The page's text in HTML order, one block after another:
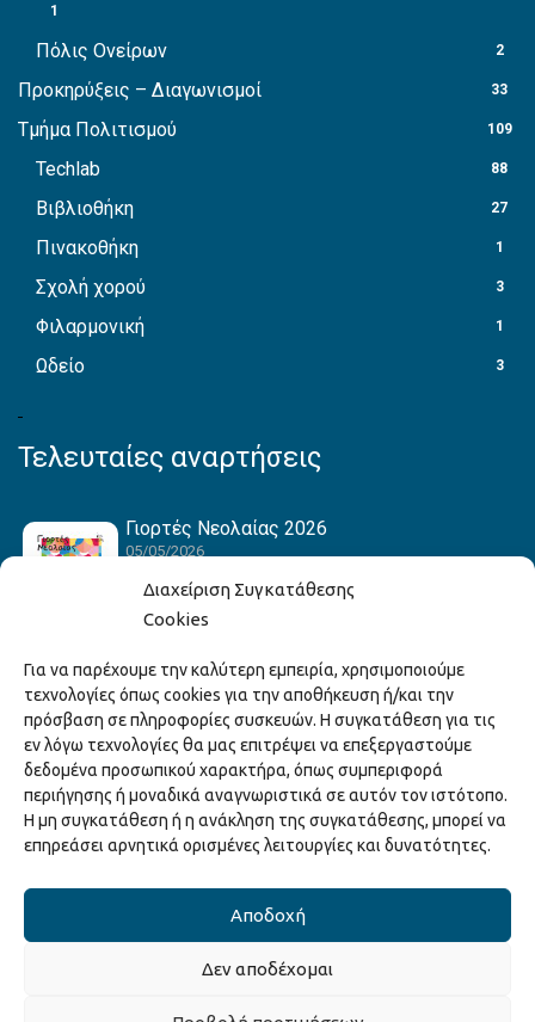
Διαχείριση Συγκατάθεσης
Cookies
Για να παρέχουμε την καλύτερη εμπειρία, χρησιμοποιούμε
τεχνολογίες όπως cookies για την αποθήκευση ή/και την
πρόσβαση σε πληροφορίες συσκευών. Η συγκατάθεση για τις
εν λόγω τεχνολογίες θα μας επιτρέψει να επεξεργαστούμε
δεδομένα προσωπικού χαρακτήρα, όπως συμπεριφορά
περιήγησης ή μοναδικά αναγνωριστικά σε αυτόν τον ιστότοπο.
Η μη συγκατάθεση ή η ανάκληση της συγκατάθεσης, μπορεί να
επηρεάσει αρνητικά ορισμένες λειτουργίες και δυνατότητες.
Αποδοχή
Δεν αποδέχομαι
1
Πόλις Ονείρων 2
Προκηρύξεις – Διαγωνισμοί 33
Τμήμα Πολιτισμού 109
Techlab 88
Βιβλιοθήκη 27
Πινακοθήκη 1
Σχολή χορού 3
Φιλαρμονική 1
Ωδείο 3
Τελευταίες αναρτήσεις
Γιορτές Νεολαίας 2026
05/05/2026
Hack the Match: Γνωρίζοντας τα Αμερικανικά
Αθλήματα! Δημιουργώντας το Δικό σου
Game Story!
22/04/2026
Ξάνθη – Πόλις Ονείρων Μουσικών Σχολείων
2026
15/04/2026